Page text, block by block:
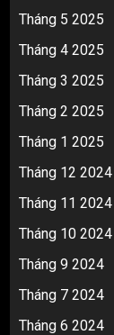
Tháng 5 2025
Tháng 4 2025
Tháng 3 2025
Tháng 2 2025
Tháng 1 2025
Tháng 12 2024
Tháng 11 2024
Tháng 10 2024
Tháng 9 2024
Tháng 7 2024
Tháng 6 2024